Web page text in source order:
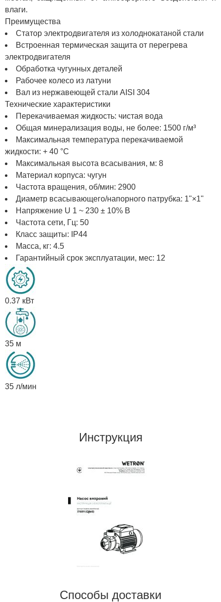
влаги.
Преимущества
Статор электродвигателя из холоднокатаной стали
Встроенная термическая защита от перегрева
электродвигателя
Обработка чугунных деталей
Рабочее колесо из латуни
Вал из нержавеющей стали AISI 304
Технические характеристики
Перекачиваемая жидкость: чистая вода
Общая минерализация воды, не более: 1500 г/м³
Максимальная температура перекачиваемой
жидкости: + 40 °C
Максимальная высота всасывания, м: 8
Материал корпуса: чугун
Частота вращения, об/мин: 2900
Диаметр всасывающего/напорного патрубка: 1"×1"
Напряжение U 1 ~ 230 ± 10% В
Частота сети, Гц: 50
Класс защиты: IP44
Масса, кг: 4.5
Гарантийный срок эксплуатации, мес: 12
0.37 кВт
35 м
35 л/мин
Инструкция
Способы доставки